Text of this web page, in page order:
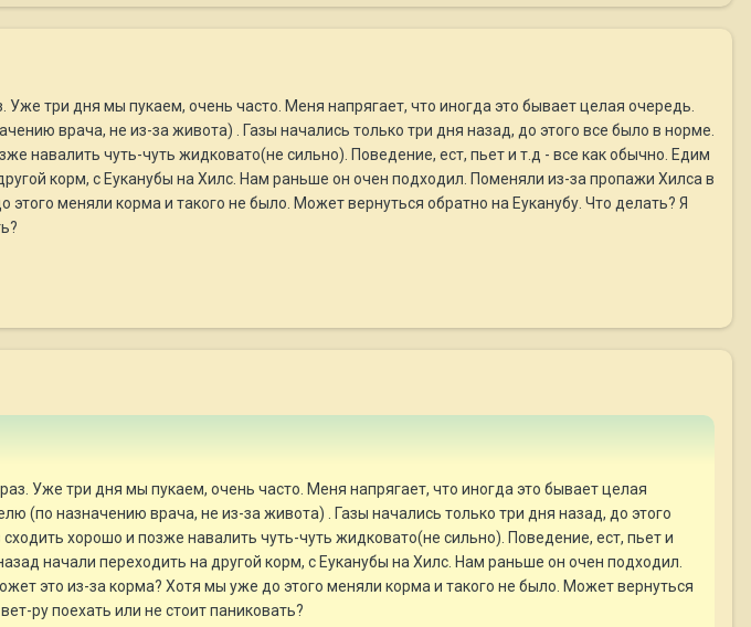
три дня мы пукаем, очень часто. Меня напрягает, что иногда это бывает целая очередь.
врача, не из-за живота) . Газы начались только три дня назад, до этого все было в норме.
навалить чуть-чуть жидковато(не сильно). Поведение, ест, пьет и т.д - все как обычно. Едим
корм, с Еуканубы на Хилс. Нам раньше он очен подходил. Поменяли из-за пропажи Хилса в
меняли корма и такого не было. Может вернуться обратно на Еуканубу. Что делать? Я
Уже три дня мы пукаем, очень часто. Меня напрягает, что иногда это бывает целая
(по назначению врача, не из-за живота) . Газы начались только три дня назад, до этого
хорошо и позже навалить чуть-чуть жидковато(не сильно). Поведение, ест, пьет и
начали переходить на другой корм, с Еуканубы на Хилс. Нам раньше он очен подходил.
это из-за корма? Хотя мы уже до этого меняли корма и такого не было. Может вернуться
ру поехать или не стоит паниковать?